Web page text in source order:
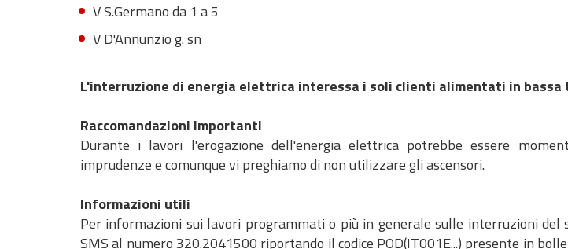
V S.Germano da 1 a 5
V D'Annunzio g. sn
L'interruzione di energia elettrica interessa i soli clienti alimentati in bassa
Raccomandazioni importanti
Durante i lavori l'erogazione dell'energia elettrica potrebbe essere
imprudenze e comunque vi preghiamo di non utilizzare gli ascensori.
Informazioni utili
Per informazioni sui lavori programmati o più in generale sulle interruzioni
SMS al numero 320.2041500 riportando il codice POD(IT001E...) presente in